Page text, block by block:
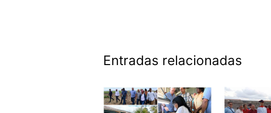
Entradas relacionadas